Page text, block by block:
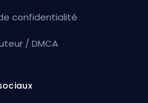
confidentialité
/ DMCA